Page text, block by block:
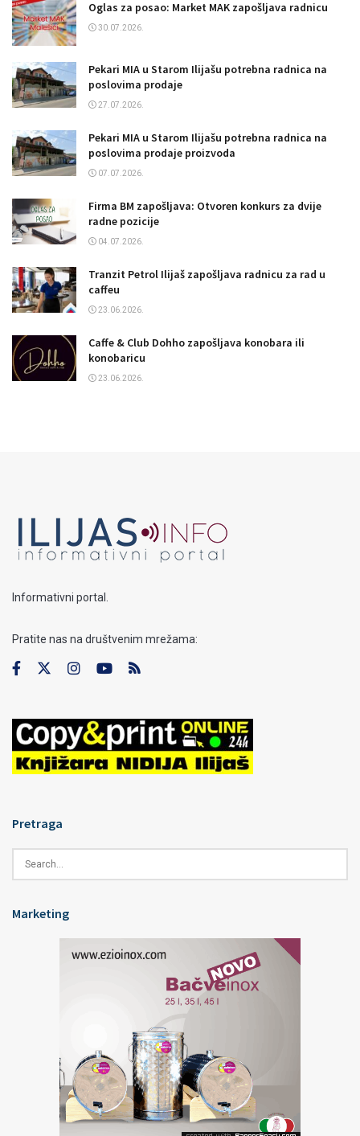
Oglas za posao: Market MAK zapošljava radnicu
30.07.2026.
Pekari MIA u Starom Ilijašu potrebna radnica na
poslovima prodaje
27.07.2026.
Pekari MIA u Starom Ilijašu potrebna radnica na
poslovima prodaje proizvoda
07.07.2026.
Firma BM zapošljava: Otvoren konkurs za dvije
radne pozicije
04.07.2026.
Tranzit Petrol Ilijaš zapošljava radnicu za rad u
caffeu
23.06.2026.
Caffe & Club Dohho zapošljava konobara ili
konobaricu
23.06.2026.
Informativni portal.
Pratite nas na društvenim mrežama:
Pretraga
Marketing